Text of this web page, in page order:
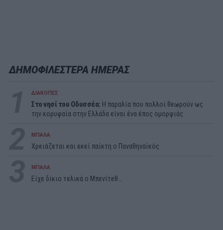
ΔΗΜΟΦΙΛΕΣΤΕΡΑ ΗΜΕΡΑΣ
ΔΙΑΚΟΠΕΣ
Στο νησί του Οδυσσέα: Η παραλία που πολλοί θεωρούν ως
την κορυφαία στην Ελλάδα είναι ένα έπος ομορφιάς
ΜΠΑΛΑ
Χρειάζεται και εκεί παίκτη ο Παναθηναϊκός
ΜΠΑΛΑ
Είχε δίκιο τελικά ο Μπενίτεθ…